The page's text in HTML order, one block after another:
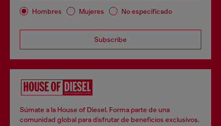
Hombres Mujeres No especificado
Subscribe
Súmate a la House of Diesel. Forma parte de una
comunidad global para disfrutar de beneficios exclusivos.